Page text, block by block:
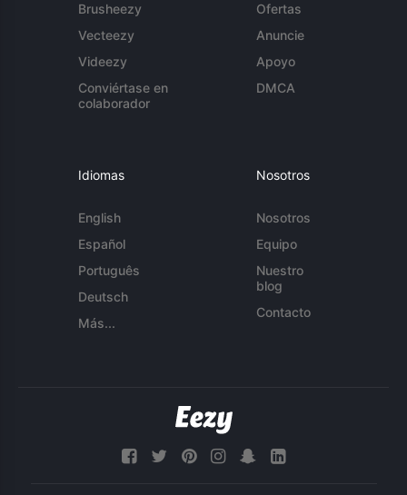
Brusheezy
Vecteezy
Videezy
Conviértase en
colaborador
Ofertas
Anuncie
Apoyo
DMCA
Idiomas
English
Español
Português
Deutsch
Más...
Nosotros
Nosotros
Equipo
Nuestro
blog
Contacto